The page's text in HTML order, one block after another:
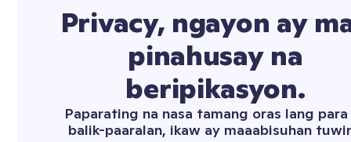
Privacy, ngayon ay
pinahusay na
beripikasyon.
Paparating na nasa tamang oras lang para
balik-paaralan, ikaw ay maaabisuhan